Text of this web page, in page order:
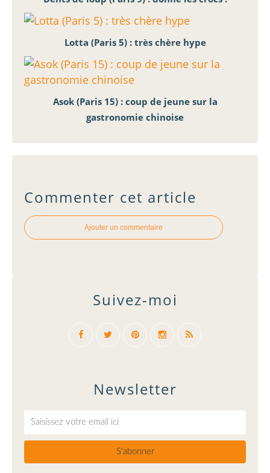
Lotta (Paris 5) : très chère hype
Asok (Paris 15) : coup de jeune sur la
gastronomie chinoise
Commenter cet article
Ajouter un commentaire
Newsletter
Suivez-moi